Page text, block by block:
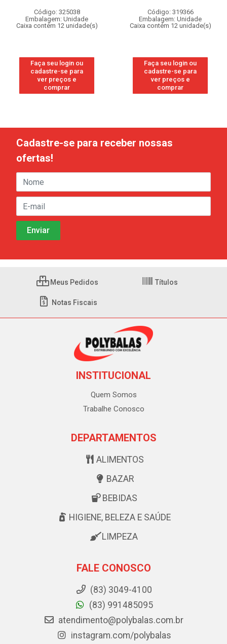
Código: 325038
Embalagem: Unidade
Caixa contém 12 unidade(s)
Faça seu login ou
cadastre-se para
ver preços e
comprar
Código: 319366
Embalagem: Unidade
Caixa contém 12 unidade(s)
Faça seu login ou
cadastre-se para
ver preços e
comprar
Cadastre-se para receber nossas
ofertas!
Meus Pedidos Títulos
Notas Fiscais
INSTITUCIONAL
Quem Somos
Trabalhe Conosco
DEPARTAMENTOS
ALIMENTOS
BAZAR
BEBIDAS
HIGIENE, BELEZA E SAÚDE
LIMPEZA
FALE CONOSCO
(83) 3049-4100
(83) 991485095
atendimento@polybalas.com.br
instagram.com/polybalas